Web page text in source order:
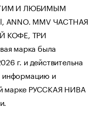
И ЛЮБИМЫМ
MMV ЧАСТНАЯ
КОФЕ, ТРИ
марка была
г. и действительна
информацию и
марке РУССКАЯ НИВА